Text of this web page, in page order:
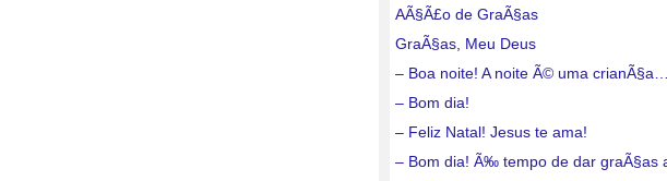
AÃ§Ã£o de GraÃ§as
GraÃ§as, Meu Deus
– Boa noite! A noite Ã© uma
– Bom dia!
– Feliz Natal! Jesus te ama!
– Bom dia! Ã‰ tempo de dar graÃ§as